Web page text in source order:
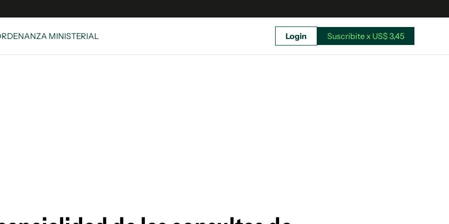
Suscribite x US$ 3,45
MINISTERIAL Login Suscribite x US$ 3,45